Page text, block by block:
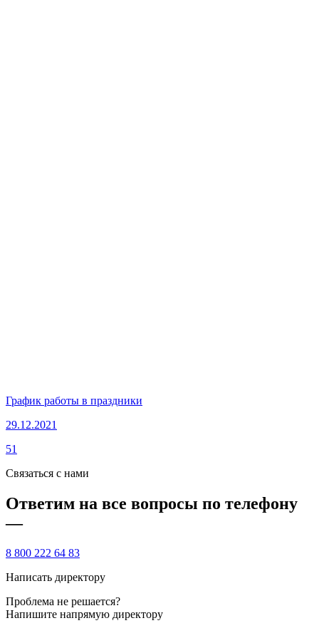
График работы в праздники
29.12.2021
51
Связаться с нами
Ответим на все вопросы по телефону
—
8 800 222 64 83
Написать директору
Проблема не решается?
Напишите напрямую директору